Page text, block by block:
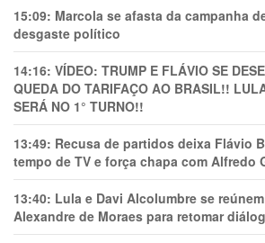
15:09: Marcola se afasta da campanha
desgaste político
14:16: VÍDEO: TRUMP E FLÁVIO SE
QUEDA DO TARIFAÇO AO BRASIL!!
SERÁ NO 1° TURNO!!
13:49: Recusa de partidos deixa Flávio
tempo de TV e força chapa com Alfredo
13:40: Lula e Davi Alcolumbre se
Alexandre de Moraes para retomar